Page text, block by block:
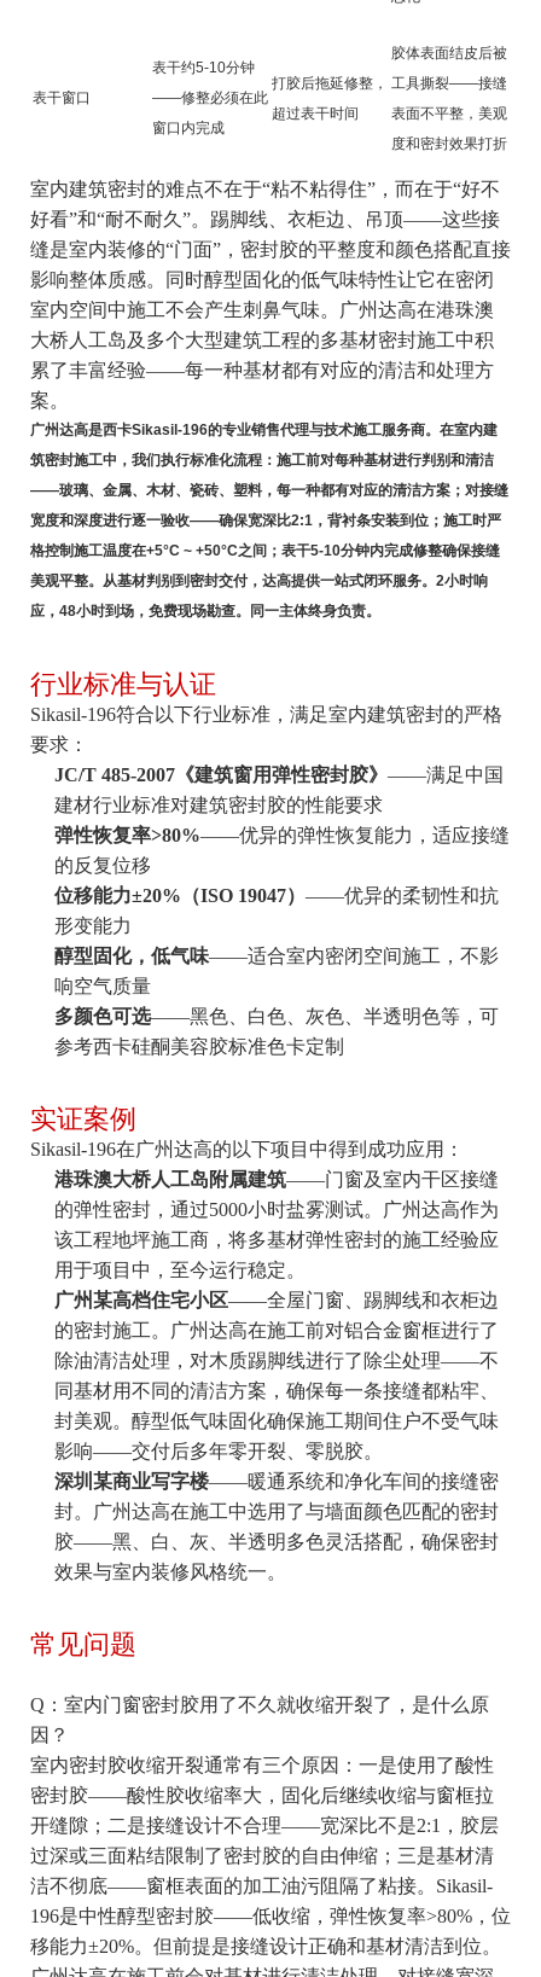
表干窗口
表干约5-10分钟
——修整必须在此
窗口内完成
打胶后拖延修整，
超过表干时间
胶体表面结皮后被
工具撕裂——接缝
表面不平整，美观
度和密封效果打折
室内建筑密封的难点不在于“粘不粘得住”，而在于“好不
好看”和“耐不耐久”。踢脚线、衣柜边、吊顶——这些接
缝是室内装修的“门面”，密封胶的平整度和颜色搭配直接
影响整体质感。同时醇型固化的低气味特性让它在密闭
室内空间中施工不会产生刺鼻气味。广州达高在港珠澳
大桥人工岛及多个大型建筑工程的多基材密封施工中积
累了丰富经验——每一种基材都有对应的清洁和处理方
案。
广州达高是西卡Sikasil-196的专业销售代理与技术施工服务商。在室内建
筑密封施工中，我们执行标准化流程：施工前对每种基材进行判别和清洁
——玻璃、金属、木材、瓷砖、塑料，每一种都有对应的清洁方案；对接缝
宽度和深度进行逐一验收——确保宽深比2:1，背衬条安装到位；施工时严
格控制施工温度在+5°C ~ +50°C之间；表干5-10分钟内完成修整确保接缝
美观平整。从基材判别到密封交付，达高提供一站式闭环服务。2小时响
应，48小时到场，免费现场勘查。同一主体终身负责。
行业标准与认证
Sikasil-196符合以下行业标准，满足室内建筑密封的严格
要求：
JC/T 485-2007《建筑窗用弹性密封胶》 ——满足中国
建材行业标准对建筑密封胶的性能要求
弹性恢复率>80%——优异的弹性恢复能力，适应接缝
的反复位移
位移能力±20%（ISO 19047） ——优异的柔韧性和抗
形变能力
醇型固化，低气味——适合室内密闭空间施工，不影
响空气质量
多颜色可选——黑色、白色、灰色、半透明色等，可
参考西卡硅酮美容胶标准色卡定制
实证案例
Sikasil-196在广州达高的以下项目中得到成功应用：
港珠澳大桥人工岛附属建筑——门窗及室内干区接缝
的弹性密封，通过5000小时盐雾测试。广州达高作为
该工程地坪施工商，将多基材弹性密封的施工经验应
用于项目中，至今运行稳定。
广州某高档住宅小区——全屋门窗、踢脚线和衣柜边
的密封施工。广州达高在施工前对铝合金窗框进行了
除油清洁处理，对木质踢脚线进行了除尘处理——不
同基材用不同的清洁方案，确保每一条接缝都粘牢、
封美观。醇型低气味固化确保施工期间住户不受气味
影响——交付后多年零开裂、零脱胶。
深圳某商业写字楼——暖通系统和净化车间的接缝密
封。广州达高在施工中选用了与墙面颜色匹配的密封
胶——黑、白、灰、半透明多色灵活搭配，确保密封
效果与室内装修风格统一。
常见问题
Q：室内门窗密封胶用了不久就收缩开裂了，是什么原
因？
室内密封胶收缩开裂通常有三个原因：一是使用了酸性
密封胶——酸性胶收缩率大，固化后继续收缩与窗框拉
开缝隙；二是接缝设计不合理——宽深比不是2:1，胶层
过深或三面粘结限制了密封胶的自由伸缩；三是基材清
洁不彻底——窗框表面的加工油污阻隔了粘接。Sikasil-
196是中性醇型密封胶——低收缩，弹性恢复率>80%，位
移能力±20%。但前提是接缝设计正确和基材清洁到位。